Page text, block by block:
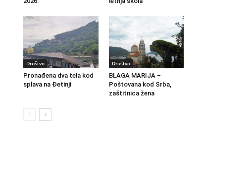
Društvo
Pronađena dva tela kod
splava na Đetinji
Društvo
BLAGA MARIJA –
Poštovana kod Srba,
zaštitnica žena